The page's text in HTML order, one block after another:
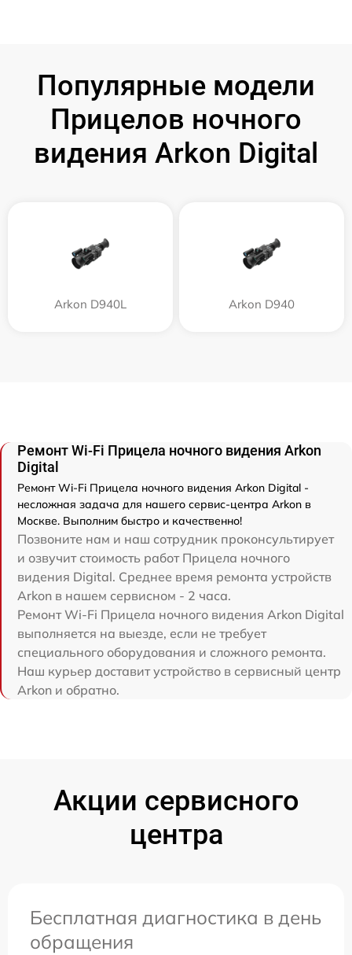
Популярные модели
Прицелов ночного
видения Arkon Digital
Arkon D940L Arkon D940
Ремонт Wi-Fi Прицела ночного видения Arkon
Digital
Ремонт Wi-Fi Прицела ночного видения Arkon Digital -
несложная задача для нашего сервис-центра Arkon в
Москве. Выполним быстро и качественно!
Позвоните нам и наш сотрудник проконсультирует
и озвучит стоимость работ Прицела ночного
видения Digital. Среднее время ремонта устройств
Arkon в нашем сервисном - 2 часа.
Ремонт Wi-Fi Прицела ночного видения Arkon Digital
выполняется на выезде, если не требует
специального оборудования и сложного ремонта.
Наш курьер доставит устройство в сервисный центр
Arkon и обратно.
Акции сервисного
центра
Бесплатная диагностика в день
обращения